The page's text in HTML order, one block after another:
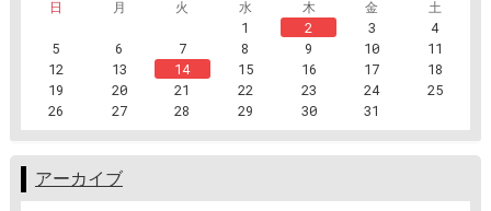
日
月 火 水 木 金
土
1
2 3
4
5
6 7 8 9 10
11
12
13 14 15 16 17
18
19
20 21 22 23 24
25
26
27 28 29 30 31
アーカイブ